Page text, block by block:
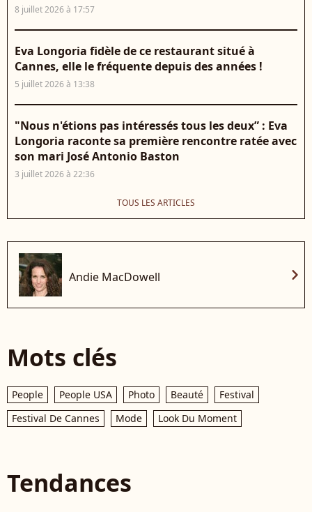
8 juillet 2026 à 17:57
Eva Longoria fidèle de ce restaurant situé à
Cannes, elle le fréquente depuis des années !
5 juillet 2026 à 13:38
"Nous n'étions pas intéressés tous les deux” : Eva
Longoria raconte sa première rencontre ratée avec
son mari José Antonio Baston
3 juillet 2026 à 22:36
TOUS LES ARTICLES
Andie MacDowell chevron_right
Mots clés
People People USA Photo Beauté
Festival
Festival De Cannes
Mode Look Du Moment
Tendances